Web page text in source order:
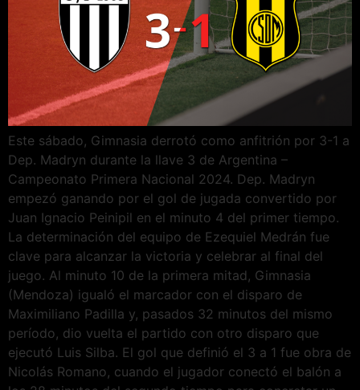
Este sábado, Gimnasia derrotó como anfitrión por 3-1 a
Dep. Madryn durante la llave 3 de Argentina –
Campeonato Primera Nacional 2024. Dep. Madryn
empezó ganando por el gol de jugada convertido por
Juan Ignacio Peinipil en el minuto 4 del primer tiempo.
La determinación del equipo de Ezequiel Medrán fue
clave para alcanzar la victoria y celebrar al final del
juego. Al minuto 10 de la primera mitad, Gimnasia
(Mendoza) igualó el marcador con el disparo de
Maximiliano Padilla y, pasados 32 minutos del mismo
período, dio vuelta el partido con otro disparo que
ejecutó Luis Silba. El gol que definió el 3 a 1 fue obra de
Nicolás Romano, cuando el jugador conectó el balón a